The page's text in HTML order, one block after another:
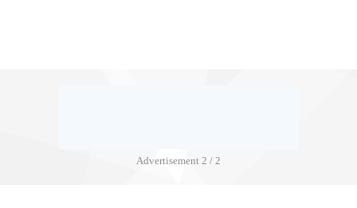
Advertisement 2 / 2